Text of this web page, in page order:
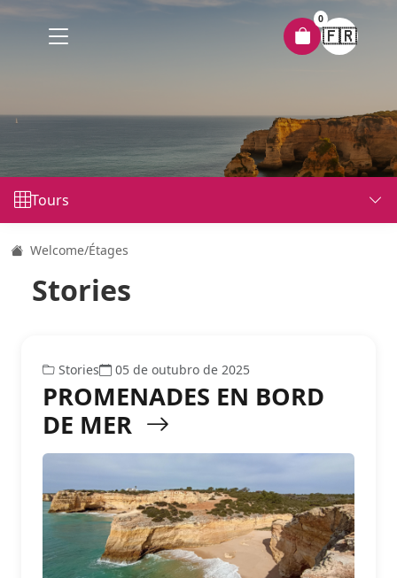
0
🇫🇷
Tours
Welcome/Étages
Stories
Stories 05 de outubro de 2025
PROMENADES EN BORD
DE MER